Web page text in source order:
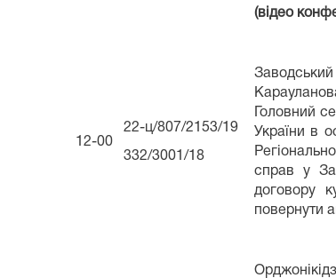
(відео
12-00
22-ц/807/2153/19
332/3001/18
Головний
України в
справ у
договору
повернути